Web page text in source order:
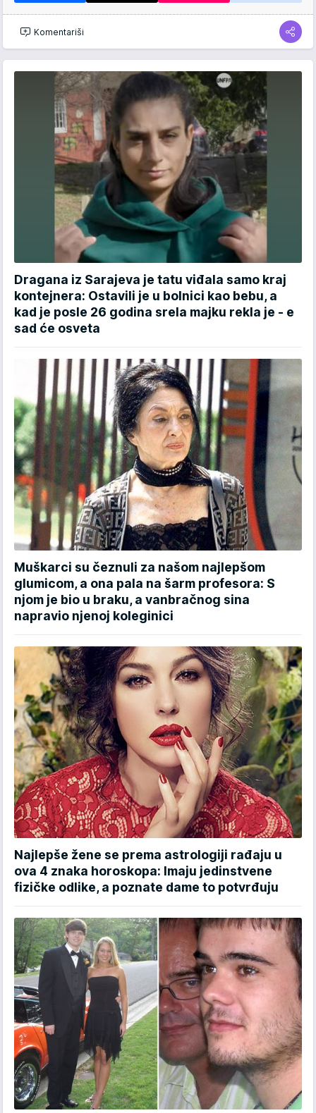
Komentariši
Dragana iz Sarajeva je tatu viđala samo kraj
kontejnera: Ostavili je u bolnici kao bebu, a
kad je posle 26 godina srela majku rekla je - e
sad će osveta
Muškarci su čeznuli za našom najlepšom
glumicom, a ona pala na šarm profesora: S
njom je bio u braku, a vanbračnog sina
napravio njenoj koleginici
Najlepše žene se prema astrologiji rađaju u
ova 4 znaka horoskopa: Imaju jedinstvene
fizičke odlike, a poznate dame to potvrđuju